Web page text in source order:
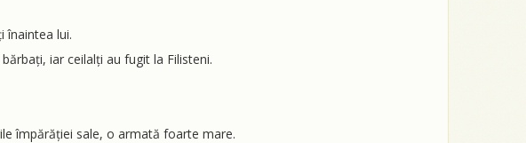
înaintea lui.
iar ceilalți au fugit la Filisteni.
împărăției sale, o armată foarte mare.